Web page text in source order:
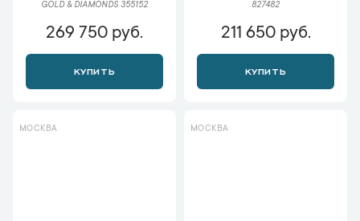
GOLD & DIAMONDS 355152
269 750 руб.
КУПИТЬ
827482
211 650 руб.
КУПИТЬ
МОСКВА МОСКВА